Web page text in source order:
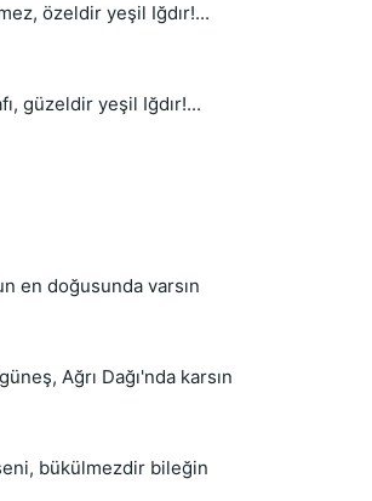
özeldir yeşil Iğdır!...
güzeldir yeşil Iğdır!...
en doğusunda varsın
Ağrı Dağı'nda karsın
bükülmezdir bileğin